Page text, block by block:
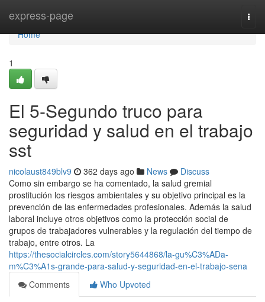
express-page
Home
Home
1
El 5-Segundo truco para
seguridad y salud en el trabajo
sst
nicolaust849blv9 362 days ago News
Discuss
Como sin embargo se ha comentado, la salud gremial
prostitución los riesgos ambientales y su objetivo principal es la
prevención de las enfermedades profesionales. Además la salud
laboral incluye otros objetivos como la protección social de
grupos de trabajadores vulnerables y la regulación del tiempo de
trabajo, entre otros. La
https://thesocialcircles.com/story5644868/la-gu%C3%ADa-
m%C3%A1s-grande-para-salud-y-seguridad-en-el-trabajo-sena
Comments
Who Upvoted